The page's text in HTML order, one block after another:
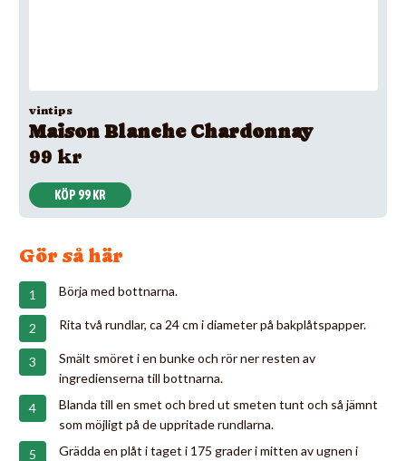
vintips
Maison Blanche Chardonnay
99 kr
KÖP 99 KR
Gör så här
Börja med bottnarna.
Rita två rundlar, ca 24 cm i diameter på bakplåtspapper.
Smält smöret i en bunke och rör ner resten av
ingredienserna till bottnarna.
Blanda till en smet och bred ut smeten tunt och så jämnt
som möjligt på de uppritade rundlarna.
Grädda en plåt i taget i 175 grader i mitten av ugnen i